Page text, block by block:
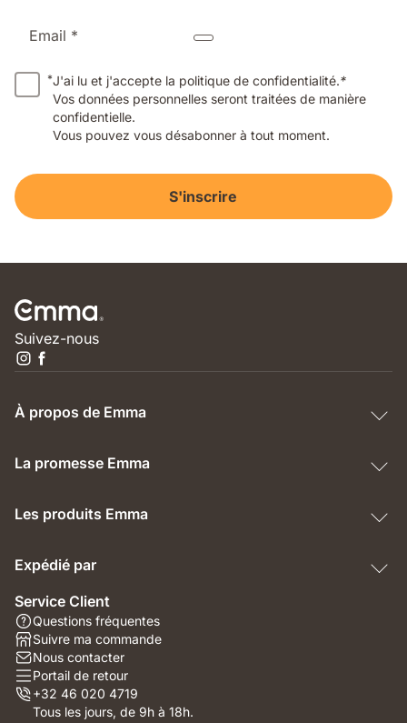
Email *
*J'ai lu et j'accepte la politique de confidentialité.*
Vos données personnelles seront traitées de manière
confidentielle.
Vous pouvez vous désabonner à tout moment.
S'inscrire
Suivez-nous
À propos de Emma
La promesse Emma
Les produits Emma
Expédié par
Service Client
Questions fréquentes
Suivre ma commande
Nous contacter
Portail de retour
+32 46 020 4719
Tous les jours, de 9h à 18h.